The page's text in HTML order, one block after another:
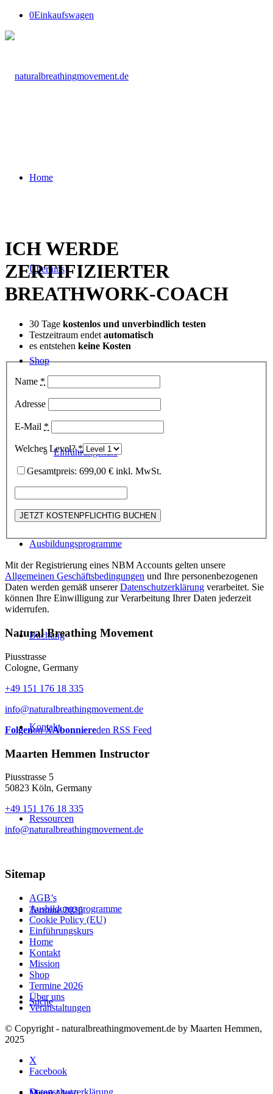
0Einkaufswagen
Home
Über uns
Shop
Einführungskurs
Ausbildungsprogramme
Buchung
Kontakt
Ressourcen
Termine 2026
Suche
ICH WERDE
ZERTIFIZIERTER
BREATHWORK-COACH
30 Tage kostenlos und unverbindlich testen
Testzeitraum endet automatisch
es entstehen keine Kosten
Name *
Adresse
E-Mail *
Welches Level?*
Gesamtpreis: 699,00 € inkl. MwSt.
Mit der Registrierung eines NBM Accounts gelten unsere
Allgemeinen Geschäftsbedingungen und Ihre personenbezogenen
Daten werden gemäß unsererDatenschutzerklärung verarbeitet. Sie
können Ihre Einwilligung zur Verarbeitung Ihrer Daten jederzeit
widerrufen.
Natural Breathing Movement
Piusstrasse
Cologne, Germany
+49 151 176 18 335
info@naturalbreathingmovement.de
Folgenon XAbonniereden RSS Feed
Maarten Hemmen Instructor
Piusstrasse 5
50823 Köln, Germany
+49 151 176 18 335
info@naturalbreathingmovement.de
Sitemap
AGB’s
Ausbildungsprogramme
Cookie Policy (EU)
Einführungskurs
Home
Kontakt
Mission
Shop
Termine 2026
Über uns
Veranstaltungen
© Copyright - naturalbreathingmovement.de by Maarten Hemmen,
2025
X
Facebook
Datenschutzerklärung